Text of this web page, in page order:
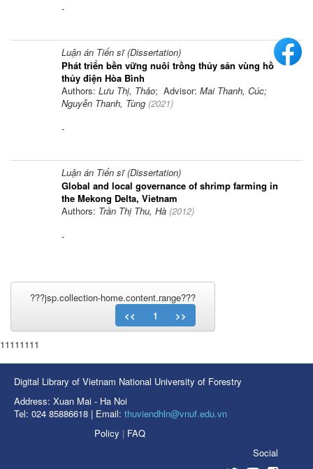
-
Luận án Tiến sĩ (Dissertation)
Phát triển bền vững nuôi trồng thủy sản vùng hồ
thủy điện Hòa Bình
Authors: Lưu Thị, Thảo; Advisor: Mai Thanh, Cúc;
Nguyễn Thanh, Tùng (2021)
-
Luận án Tiến sĩ (Dissertation)
Global and local governance of shrimp farming in
the Mekong Delta, Vietnam
Authors: Trần Thị Thu, Hà (2012)
-
???jsp.collection-home.content.range???
<<
1 >>
11111111
Digital Library of Vietnam National University of Forestry
Address: Xuan Mai - Ha Noi
Tel: 024 85886618 | Email: thuviendhln@vnuf.edu.vn
Policy | FAQ
Social